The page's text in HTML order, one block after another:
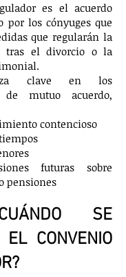
es el acuerdo
por los cónyuges que
que regularán la
tras el divorcio o la
clave en los
de mutuo acuerdo,
contencioso
futuras sobre
pensiones
SE
EL CONVENIO